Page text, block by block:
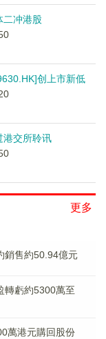
二冲港股
创上市新低
港交所聆讯
更多
銷售約50.94億元
轉虧約5300萬至
萬港元購回股份